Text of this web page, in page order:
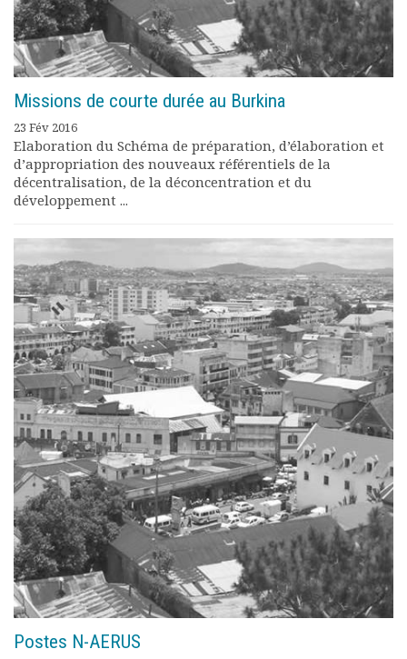
Missions de courte durée au Burkina
23 Fév 2016
Elaboration du Schéma de préparation, d’élaboration et
d’appropriation des nouveaux référentiels de la
décentralisation, de la déconcentration et du
développement ...
Postes N-AERUS